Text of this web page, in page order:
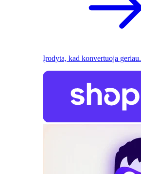
Įrodyta, kad konvertuoja geriau.